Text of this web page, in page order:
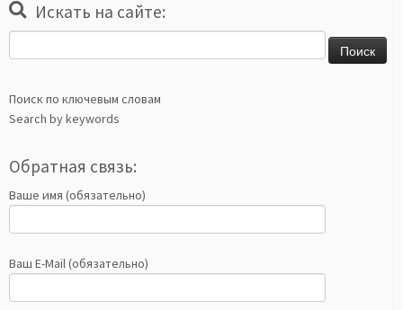
Искать на сайте:
Поиск по ключевым словам
Search by keywords
Обратная связь:
Ваше имя (обязательно)
Ваш E-Mail (обязательно)